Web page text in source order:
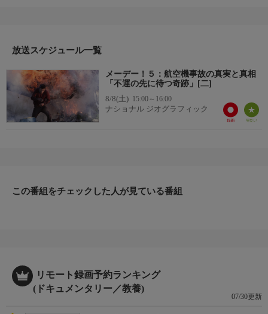
く。
「不運の先に待つ奇跡」
静かな夏の夜、モントリオール、エドモントン間を飛行していた
新しいジェット旅客機が、不可解なミスのために大変な事態に陥
った。２万６千フィート上空で２つのエンジンが停止したのだ。
放送スケジュール一覧
メーデー！５：航空機事故の真実と真相
「不運の先に待つ奇跡」[二]
8/8(土) 15:00～16:00
ナショナル ジオグラフィック
この番組をチェックした人が見ている番組
リモート録画予約ランキング
(ドキュメンタリー／教養)
07/30更新